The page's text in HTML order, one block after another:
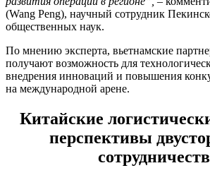
(Wang Peng), научный сотрудник
общественных наук.
По мнению эксперта, вьетнамские
получают возможность для
внедрения инноваций и повышения
на международной арене.
Китайские
перспективы